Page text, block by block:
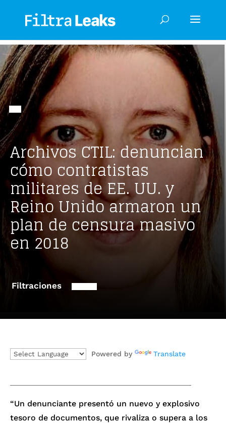
Archivos CTIL: denuncian
cómo contratistas
militares de EE. UU. y
Reino Unido armaron un
plan de censura masivo
en 2018
Filtraciones
Powered by Translate
“Un denunciante presentó un nuevo y explosivo
tesoro de documentos, que rivaliza o supera a los